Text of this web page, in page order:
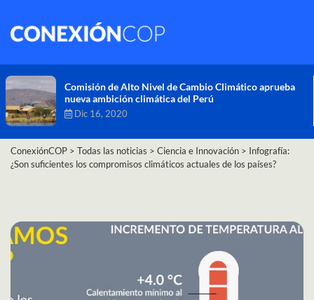
Comisión de Alto Nivel de Cambio Climático aprueba
nueva ambición climática del Perú
Dic 16, 2020
ConexiónCOP > Todas las noticias > Ciencia e Innovación > Infografía:
¿Son suficientes los compromisos climáticos actuales de los países?